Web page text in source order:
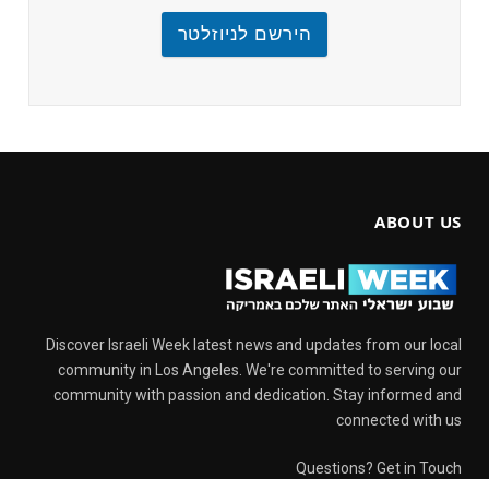
הירשם לניוזלטר
ABOUT US
Discover Israeli Week latest news and updates from our local
community in Los Angeles. We're committed to serving our
community with passion and dedication. Stay informed and
connected with us
Questions? Get in Touch